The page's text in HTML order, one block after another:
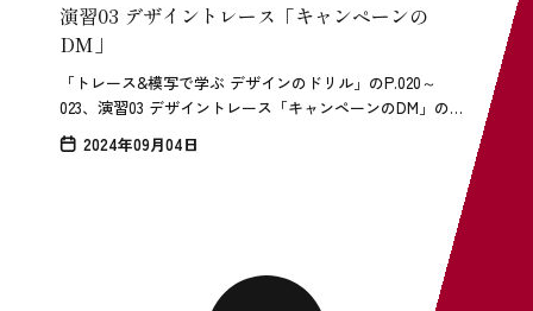
演習03 デザイントレース「キャンペーンの
DM」
「トレース&模写で学ぶ デザインのドリル」のP.020～
023、演習03 デザイントレース「キャンペーンのDM」のト
レース解説です。
2024年09月04日